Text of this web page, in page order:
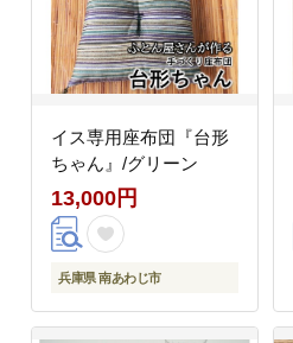
イス専用座布団『台形
ちゃん』/グリーン
13,000円
兵庫県 南あわじ市